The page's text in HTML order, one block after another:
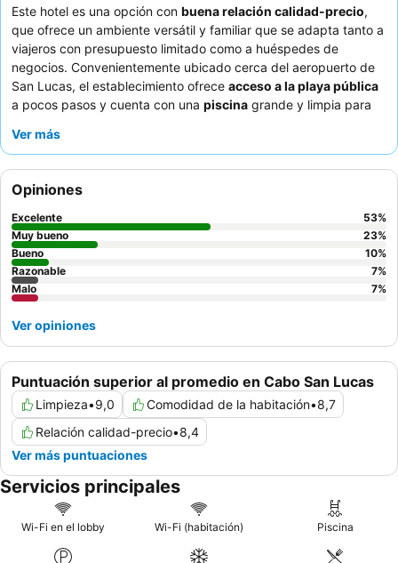
Este hotel es una opción con buena relación calidad-precio,
que ofrece un ambiente versátil y familiar que se adapta tanto a
viajeros con presupuesto limitado como a huéspedes de
negocios. Convenientemente ubicado cerca del aeropuerto de
San Lucas, el establecimiento ofrece acceso a la playa pública
a pocos pasos y cuenta con una piscina grande y limpia para
atento y amable
los huéspedes pueden preferir habitaciones que no den a las
zonas comunes.
Ver más
Puntuación superior al promedio en Cabo San Lucas
Limpieza•9,0 Comodidad de la habitación•8,7
Relación calidad-precio•8,4
Ver más puntuaciones
Opiniones
Excelente 53%
Muy bueno
23%
Bueno
10%
Razonable
7%
Malo
7%
Ver opiniones
Servicios principales
Wi-Fi en el lobby Wi-Fi (habitación) Piscina